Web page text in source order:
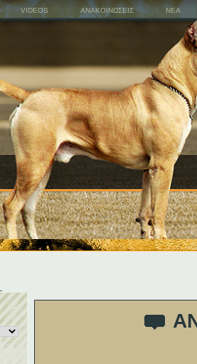
VIDEOS ΑΝΑΚΟΙΝΩΣΕΙΣ ΝΕΑ